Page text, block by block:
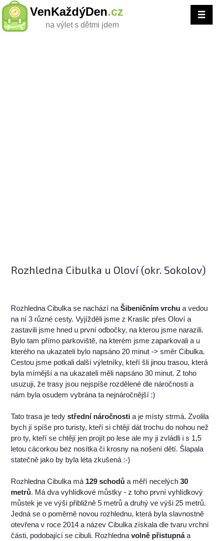
VenKaždýDen.cz
na výlet s dětmi jdem
Rozhledna Cibulka u Oloví (okr. Sokolov)
Rozhledna Cibulka se nachází naŠibeničním vrchu a vedou
na ní 3 různé cesty. Vyjížděli jsme z Kraslic přes Oloví a
zastavili jsme hned u první odbočky, na kterou jsme narazili.
Bylo tam přímo parkoviště, na kterém jsme zaparkovali a u
kterého na ukazateli bylo napsáno 20 minut -> směr Cibulka.
Cestou jsme potkali další výletníky, kteří šli jinou trasou, která
byla mírnější a na ukazateli měli napsáno 30 minut. Z toho
usuzuji, že trasy jsou nejspíše rozdělené dle náročnosti a
nám byla osudem vybrána ta nejnáročnější :)
Tato trasa je tedystřední náročnosti a je místy strmá. Zvolila
bych jí spíše pro turisty, kteří si chtějí dát trochu do nohou než
pro ty, kteří se chtějí jen projít po lese ale my ji zvládli i s 1,5
letou cácorkou bez nosítka či krosny na nošení dětí. Šlapala
statečně jako by byla léta zkušená :-)
Rozhledna Cibulka má 129 schodů a měří necelých30
metrů. Má dva vyhlídkové můstky - z toho první vyhlídkový
můstek je ve výši přibližně 5 metrů a druhý ve výši 25 metrů.
Jedná se o poměrně novou rozhlednu, která byla slavnostně
otevřena v roce 2014 a název Cibulka získala dle tvaru vrchní
části, podobající se cibuli. Rozhlednavolně přistupnáa